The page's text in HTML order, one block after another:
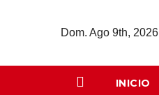
Dom. Ago 9th, 2026
INICIO